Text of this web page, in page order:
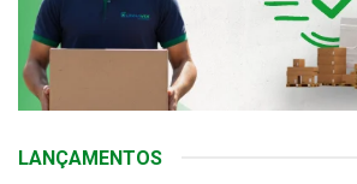
LANÇAMENTOS